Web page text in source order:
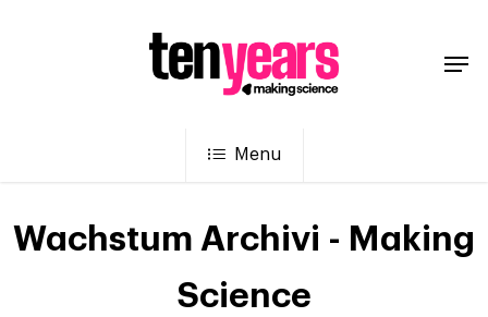
Menu
Wachstum Archivi - Making
Science